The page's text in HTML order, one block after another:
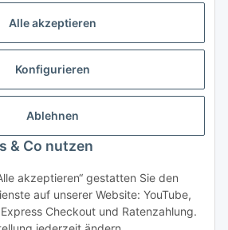
Alle akzeptieren
Konfigurieren
Ablehnen
& Co nutzen
akzeptieren“ gestatten Sie den
auf unserer Website: YouTube,
Checkout und Ratenzahlung.
regelmäßig und jederzeit widerruflich
Produktsortiment per E-Mail zu.